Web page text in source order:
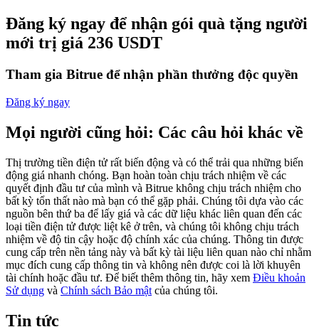
Tham gia cùng các nhà giao dịch hàng đầu
Trở thành Nhà giao dịch Sao chép
Đăng ký ngay để nhận gói quà tặng người
mới trị giá 236 USDT
Tham gia Bitrue để nhận phần thưởng độc quyền
Đăng ký ngay
Mọi người cũng hỏi: Các câu hỏi khác về
Thị trường tiền điện tử rất biến động và có thể trải qua những biến
động giá nhanh chóng. Bạn hoàn toàn chịu trách nhiệm về các
quyết định đầu tư của mình và Bitrue không chịu trách nhiệm cho
bất kỳ tổn thất nào mà bạn có thể gặp phải. Chúng tôi dựa vào các
nguồn bên thứ ba để lấy giá và các dữ liệu khác liên quan đến các
loại tiền điện tử được liệt kê ở trên, và chúng tôi không chịu trách
nhiệm về độ tin cậy hoặc độ chính xác của chúng. Thông tin được
cung cấp trên nền tảng này và bất kỳ tài liệu liên quan nào chỉ nhằm
mục đích cung cấp thông tin và không nên được coi là lời khuyên
tài chính hoặc đầu tư. Để biết thêm thông tin, hãy xem Điều khoản
Sử dụng và Chính sách Bảo mật của chúng tôi.
Tin tức